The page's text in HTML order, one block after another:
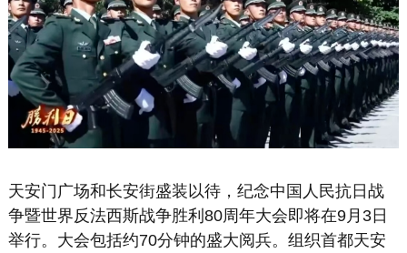
天安门广场和长安街盛装以待，纪念中国人民抗日战
争暨世界反法西斯战争胜利80周年大会即将在9月3日
举行。大会包括约70分钟的盛大阅兵。组织首都天安